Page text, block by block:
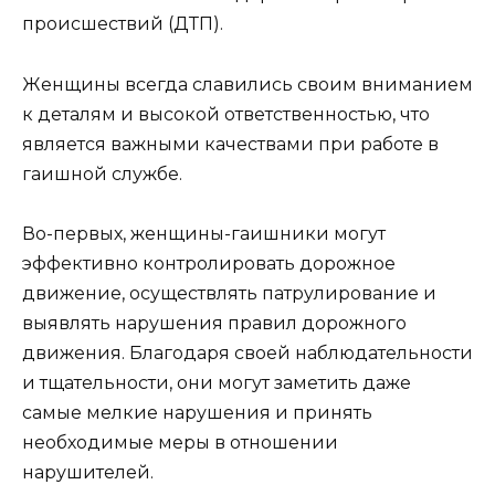
происшествий (ДТП).
Женщины всегда славились своим вниманием
к деталям и высокой ответственностью, что
является важными качествами при работе в
гаишной службе.
Во-первых, женщины-гаишники могут
эффективно контролировать дорожное
движение, осуществлять патрулирование и
выявлять нарушения правил дорожного
движения. Благодаря своей наблюдательности
и тщательности, они могут заметить даже
самые мелкие нарушения и принять
необходимые меры в отношении
нарушителей.